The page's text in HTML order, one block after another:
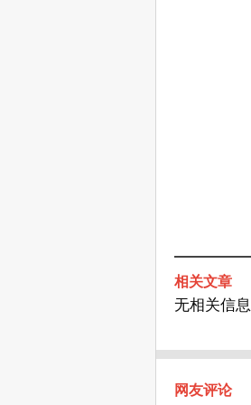
相关文章
无相关信息
网友评论